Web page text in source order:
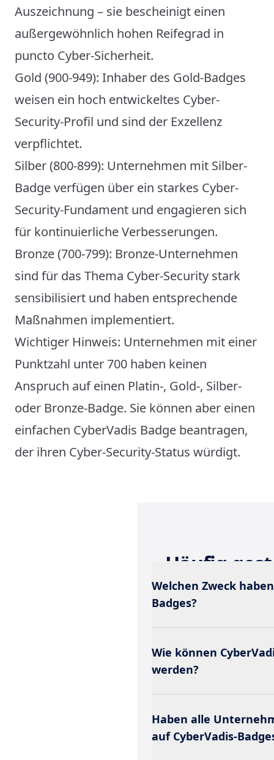
Auszeichnung – sie bescheinigt einen
außergewöhnlich hohen Reifegrad in
puncto Cyber-Sicherheit.
Gold (900-949): Inhaber des Gold-Badges
weisen ein hoch entwickeltes Cyber-
Security-Profil und sind der Exzellenz
verpflichtet.
Silber (800-899): Unternehmen mit Silber-
Badge verfügen über ein starkes Cyber-
Security-Fundament und engagieren sich
für kontinuierliche Verbesserungen.
Bronze (700-799): Bronze-Unternehmen
sind für das Thema Cyber-Security stark
sensibilisiert und haben entsprechende
Maßnahmen implementiert.
Wichtiger Hinweis: Unternehmen mit einer
Punktzahl unter 700 haben keinen
Anspruch auf einen Platin-, Gold-, Silber-
oder Bronze-Badge. Sie können aber einen
einfachen CyberVadis Badge beantragen,
der ihren Cyber-Security-Status würdigt.
Häufig
Welchen Zweck
Badges?
Wie können
werden?
Haben alle
auf CyberVadis-